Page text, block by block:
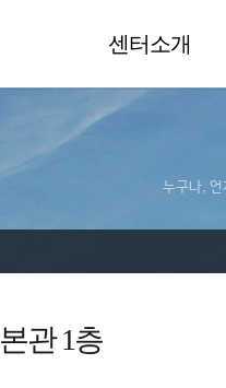
센터소개
누구나, 언
본관 1층